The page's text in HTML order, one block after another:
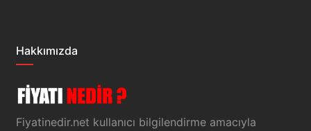
Hakkımızda
Fiyatinedir.net kullanıcı bilgilendirme amacıyla